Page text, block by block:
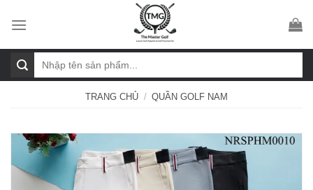
kiếm:
TRANG CHỦ / QUẦN GOLF NAM